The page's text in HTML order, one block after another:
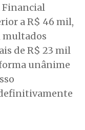
Financial
a R$ 46 mil,
multados
de R$ 23 mil
unânime